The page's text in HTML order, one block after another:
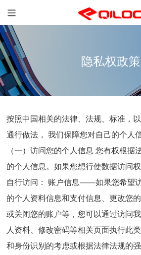
隐私权政策
按照中国相关的法律、法规、标准，
通行做法， 我们保障您对自己的个人
（一）访问您的个人信息 您有权根据
的个人信息。如果您想行使数据访问
自行访问： 账户信息——如果您希望
的个人资料信息和支付信息、更改您
或关闭您的账户等，您可以通过访问
人资料、修改密码等相关页面执行此
和身份识别的考虑或根据法律法规的